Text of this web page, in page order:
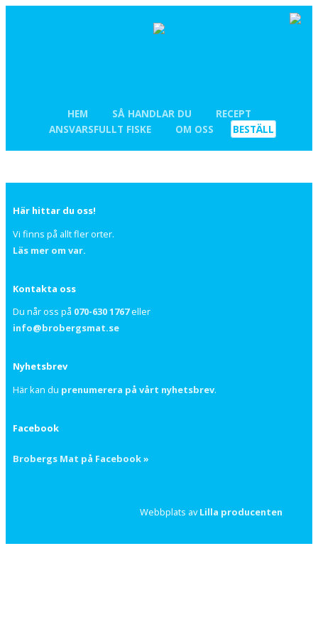
HEM SÅ HANDLAR DU
RECEPT
ANSVARSFULLT FISKE
OM OSS BESTÄLL
Här hittar du oss!
Vi finns på allt fler orter.
Läs mer om var.
Kontakta oss
Du når oss på 070-630 1767eller
info@brobergsmat.se
Nyhetsbrev
Här kan du prenumerera på vårt nyhetsbrev.
Facebook
Brobergs Mat på Facebook »
Webbplats avLilla producenten